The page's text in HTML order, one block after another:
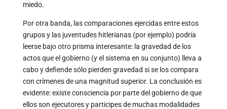
miedo.
Por otra banda, las comparaciones ejercidas entre estos
grupos y las juventudes hitlerianas (por ejemplo) podría
leerse bajo otro prisma interesante: la gravedad de los
actos que el gobierno (y el sistema en su conjunto) lleva a
cabo y defiende sólo pierden gravedad si se los compara
con crímenes de una magnitud superior. La conclusión es
evidente: existe consciencia por parte del gobierno de que
ellos son ejecutores y participes de muchas modalidades